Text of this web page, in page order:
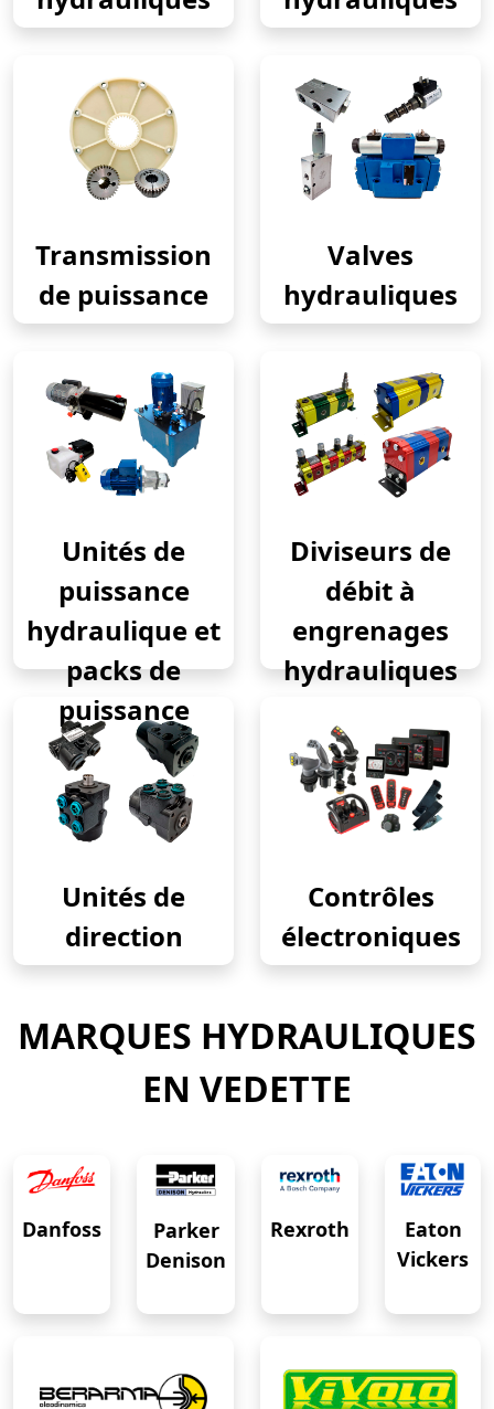
Transmission
de puissance
Valves
hydrauliques
Unités de
puissance
hydraulique et
packs de
puissance
Diviseurs de
débit à
engrenages
hydrauliques
Unités de
direction
Contrôles
électroniques
MARQUES HYDRAULIQUES
EN VEDETTE
Danfoss
Parker
Denison
Rexroth
Eaton
Vickers